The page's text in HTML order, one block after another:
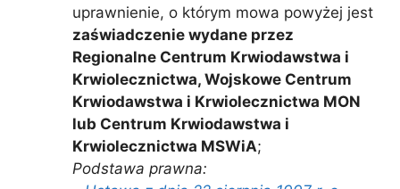
uprawnienie, o którym mowa powyżej jest
zaświadczenie wydane przez
Regionalne Centrum Krwiodawstwa i
Krwiolecznictwa, Wojskowe Centrum
Krwiodawstwa i Krwiolecznictwa MON
lub Centrum Krwiodawstwa i
Krwiolecznictwa MSWiA;
Podstawa prawna: